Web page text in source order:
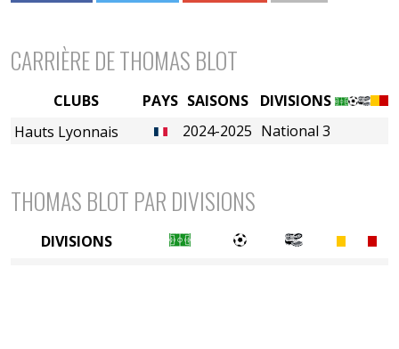
CARRIÈRE DE THOMAS BLOT
PAYS SAISONS
DIVISIONS
2024-2025 National 3
CLUBS
Hauts Lyonnais
THOMAS BLOT PAR DIVISIONS
DIVISIONS